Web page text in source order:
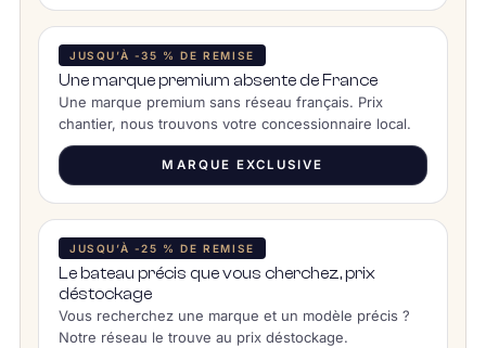
JUSQU’À -35 % DE REMISE
Une marque premium absente de France
Une marque premium sans réseau français. Prix
chantier, nous trouvons votre concessionnaire local.
MARQUE EXCLUSIVE
JUSQU’À -25 % DE REMISE
Le bateau précis que vous cherchez, prix
déstockage
Vous recherchez une marque et un modèle précis ?
Notre réseau le trouve au prix déstockage.